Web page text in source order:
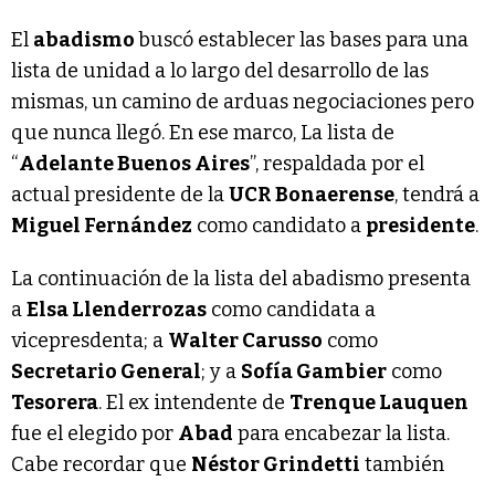
El abadismobuscó establecer las bases para una
lista de unidad a lo largo del desarrollo de las
mismas, un camino de arduas negociaciones pero
que nunca llegó. En ese marco, La lista de
“Adelante Buenos Aires”, respaldada por el
actual presidente de laUCR Bonaerense, tendrá a
Miguel Fernández como candidato a presidente.
La continuación de la lista del abadismo presenta
aElsa Llenderrozas como candidata a
vicepresdenta; a Walter Carusso como
Secretario General; y a Sofía Gambier como
Tesorera. El ex intendente de Trenque Lauquen
fue el elegido por Abad para encabezar la lista.
Cabe recordar que Néstor Grindetti también